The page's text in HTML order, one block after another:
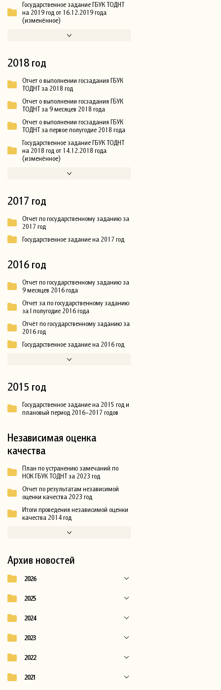
Государственное задание ГБУК ТОДНТ
на 2019 год от 16.12.2019 года
(изменённое)
2018 год
Отчет о выполнении госзадания ГБУК
ТОДНТ за 2018 год
Отчет о выполнении госзадания ГБУК
ТОДНТ за 9 месяцев 2018 года
Отчет о выполнении госзадания ГБУК
ТОДНТ за первое полугодие 2018 года
Государственное задание ГБУК ТОДНТ
на 2018 год от 14.12.2018 года
(изменённое)
2017 год
Отчет по государственному заданию за
2017 год
Государственное задание на 2017 год
2016 год
Отчет по государственному заданию за
9 месяцев 2016 года
Отчет за по государственному заданию
за I полугодие 2016 года
Отчёт по государственному заданию за
2016 год
Государственное задание на 2016 год
2015 год
Государственное задание на 2015 год и
плановый период 2016–2017 годов
Независимая оценка
качества
План по устранению замечаний по
НОК ГБУК ТОДНТ за 2023 год
Отчет по результатам независимой
оценки качества 2023 год
Итоги проведения независимой оценки
качества 2014 год
Архив новостей
2026
2025
2024
2023
2022
2021